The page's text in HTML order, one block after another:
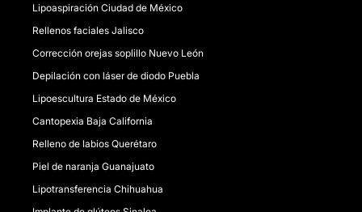
Lipoaspiración Ciudad de México
Rellenos faciales Jalisco
Corrección orejas soplillo Nuevo León
Depilación con láser de diodo Puebla
Lipoescultura Estado de México
Cantopexia Baja California
Relleno de labios Querétaro
Piel de naranja Guanajuato
Lipotransferencia Chihuahua